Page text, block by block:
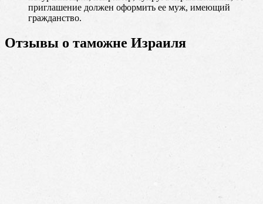
приглашение должен оформить ее муж, имеющий
гражданство.
Отзывы о таможне Израиля